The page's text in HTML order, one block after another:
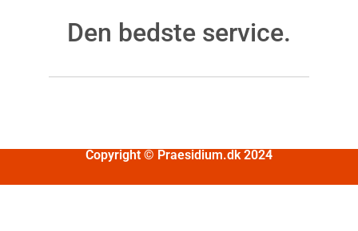
Den bedste service.
Copyright © Praesidium.dk 2024